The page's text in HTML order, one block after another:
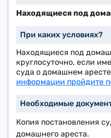
Находящиеся под
Находящиеся под
круглосуточно, если
суда о домашнем
информации пройдите
Копия постановления
домашнего ареста.